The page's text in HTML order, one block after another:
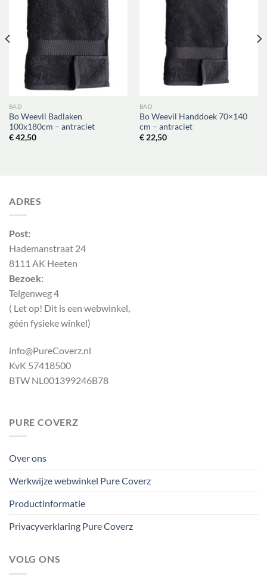
BAD
Bo Weevil Badlaken
100x180cm – antraciet
€42,50
BAD
Bo Weevil Handdoek 70×140
cm – antraciet
€22,50
ADRES
Post:
Hademanstraat 24
8111 AK Heeten
Bezoek:
Telgenweg 4
( Let op! Dit is een webwinkel,
géén fysieke winkel)
info@PureCoverz.nl
KvK 57418500
BTW NL001399246B78
PURE COVERZ
Over ons
Werkwijze webwinkel Pure Coverz
Productinformatie
Privacyverklaring Pure Coverz
VOLG ONS